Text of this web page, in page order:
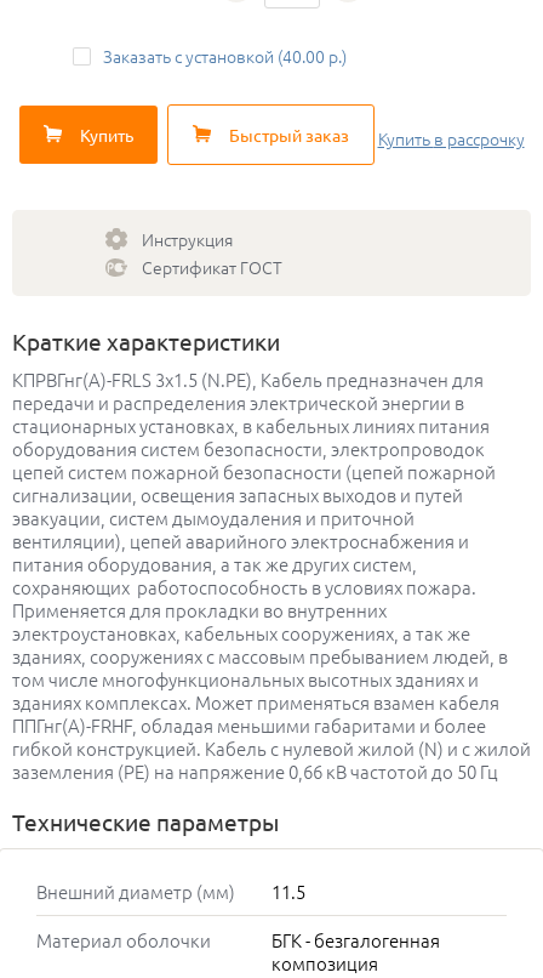
Заказать с установкой (40.00 р.)
Купить Быстрый заказ Купить в рассрочку
Инструкция
Сертификат ГОСТ
Краткие характеристики
КПРВГнг(А)-FRLS 3х1.5 (N.PE), Кабель предназначен для
передачи и распределения электрической энергии в
стационарных установках, в кабельных линиях питания
оборудования систем безопасности, электропроводок
цепей систем пожарной безопасности (цепей пожарной
сигнализации, освещения запасных выходов и путей
эвакуации, систем дымоудаления и приточной
вентиляции), цепей аварийного электроснабжения и
питания оборудования, а так же других систем,
сохраняющих работоспособность в условиях пожара.
Применяется для прокладки во внутренних
электроустановках, кабельных сооружениях, а так же
зданиях, сооружениях с массовым пребыванием людей, в
том числе многофункциональных высотных зданиях и
зданиях комплексах. Может применяться взамен кабеля
ППГнг(А)-FRHF, обладая меньшими габаритами и более
гибкой конструкцией. Кабель с нулевой жилой (N) и с жилой
заземления (PE) на напряжение 0,66 кВ частотой до 50 Гц
Технические параметры
Внешний диаметр (мм)
11.5
Материал оболочки
БГК - безгалогенная
композиция